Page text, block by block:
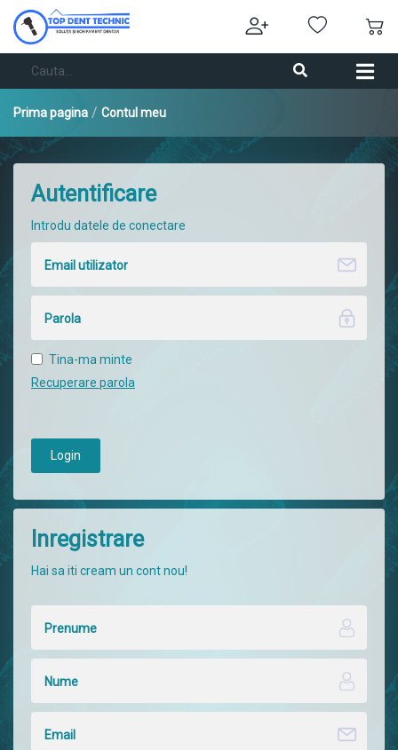
Prima pagina / Contul meu
Autentificare
Introdu datele de conectare
Tina-ma minte
Recuperare parola
Login
Inregistrare
Hai sa iti cream un cont nou!